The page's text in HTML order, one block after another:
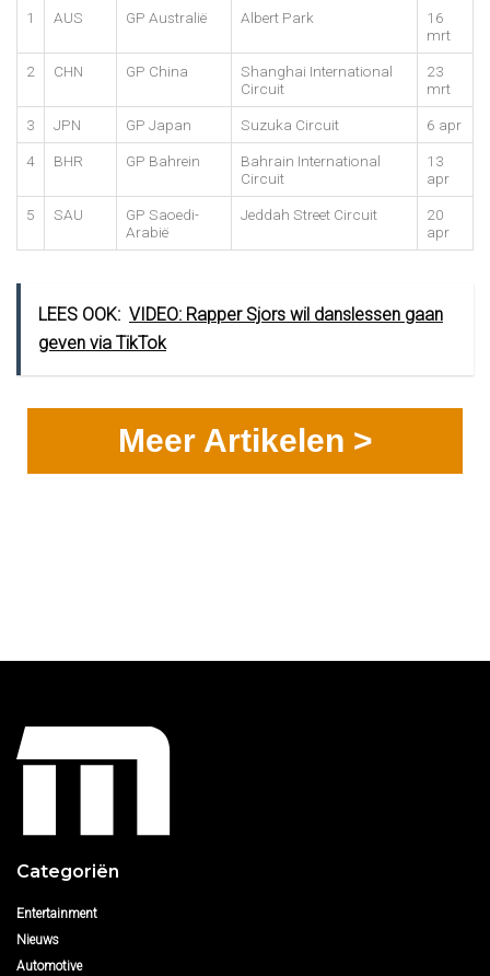
1 AUS GP Australië Albert Park
16
mrt
2 CHN GP China
Shanghai International
Circuit
23
mrt
3 JPN GP Japan Suzuka Circuit 6 apr
4 BHR GP Bahrein
Bahrain International
Circuit
13
apr
5 SAU
GP Saoedi-
Arabië
Jeddah Street Circuit
20
apr
LEES OOK: VIDEO: Rapper Sjors wil danslessen gaan
geven via TikTok
Meer Artikelen >
Categoriën
Entertainment
Nieuws
Automotive